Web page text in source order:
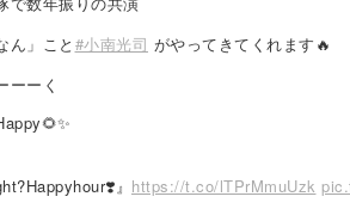
ん」こと #小南光司 がやってきてくれます🔥
ーーく
』 https://t.co/lTPrMmuUzk